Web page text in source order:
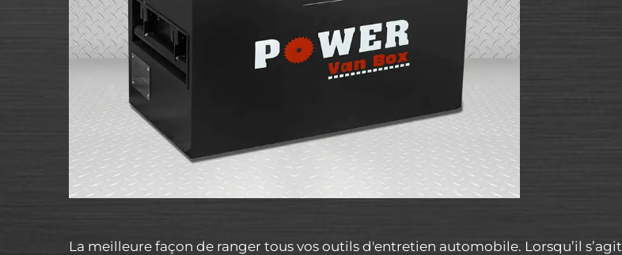
La meilleure façon de ranger tous vos outils d'entretien automobile. Lorsqu’il s’agit